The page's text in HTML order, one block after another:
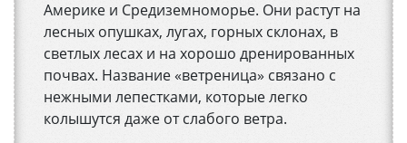
Америке и Средиземноморье. Они растут на
лесных опушках, лугах, горных склонах, в
светлых лесах и на хорошо дренированных
почвах. Название «ветреница» связано с
нежными лепестками, которые легко
колышутся даже от слабого ветра.